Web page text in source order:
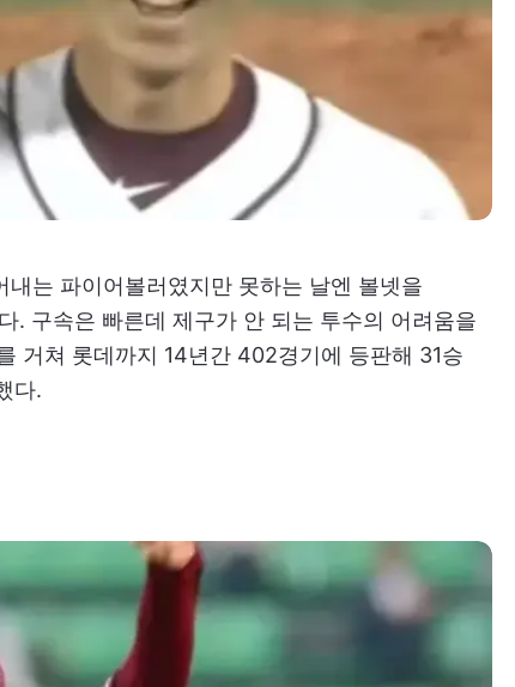
는 파이어볼러였지만 못하는 날엔 볼넷을
. 구속은 빠른데 제구가 안 되는 투수의 어려움을
거쳐 롯데까지 14년간 402경기에 등판해 31승
다.